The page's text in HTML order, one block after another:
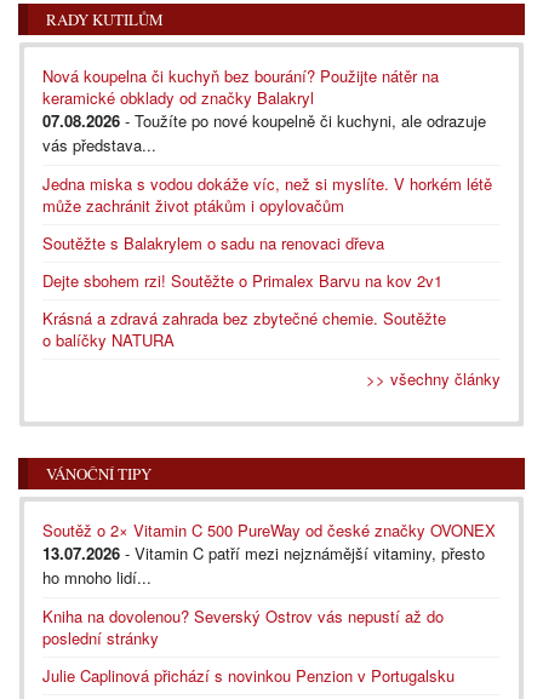
RADY KUTILŮM
Nová koupelna či kuchyň bez bourání? Použijte nátěr na
keramické obklady od značky Balakryl
07.08.2026 - Toužíte po nové koupelně či kuchyni, ale odrazuje
vás představa...
Jedna miska s vodou dokáže víc, než si myslíte. V horkém létě
může zachránit život ptákům i opylovačům
Soutěžte s Balakrylem o sadu na renovaci dřeva
Dejte sbohem rzi! Soutěžte o Primalex Barvu na kov 2v1
Krásná a zdravá zahrada bez zbytečné chemie. Soutěžte
o balíčky NATURA
>> všechny články
VÁNOČNÍ TIPY
Soutěž o 2× Vitamin C 500 PureWay od české značky OVONEX
13.07.2026 - Vitamin C patří mezi nejznámější vitaminy, přesto
ho mnoho lidí...
Kniha na dovolenou? Severský Ostrov vás nepustí až do
poslední stránky
Julie Caplinová přichází s novinkou Penzion v Portugalsku